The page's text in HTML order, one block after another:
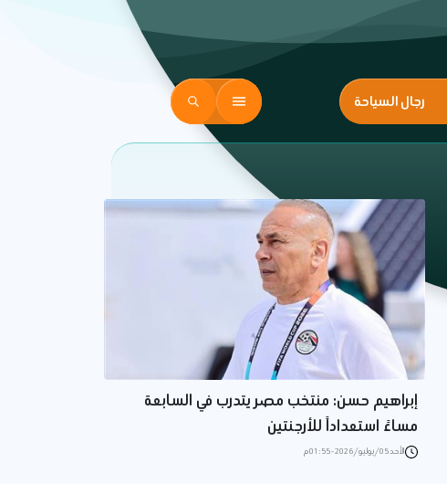
رجال السياحة
إبراهيم حسن: منتخب مصر يتدرب في السابعة
مساءً استعداداً للأرجنتين
الأحد 05/يوليو/2026 - 01:55 م